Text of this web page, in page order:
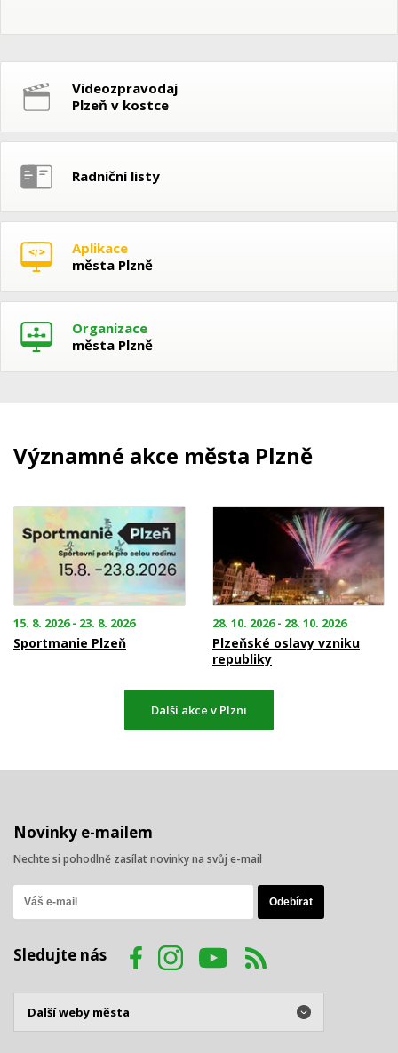
Videozpravodaj
Plzeň v kostce
Radniční listy
Aplikace
města Plzně
Organizace
města Plzně
Významné akce města Plzně
15. 8. 2026 - 23. 8. 2026
Sportmanie Plzeň
28. 10. 2026 - 28. 10. 2026
Plzeňské oslavy vzniku
republiky
Další akce v Plzni
Novinky e-mailem
Nechte si pohodlně zasílat novinky na svůj e-mail
Sledujte nás